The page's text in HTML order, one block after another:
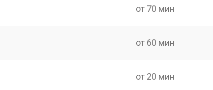
от 70 мин
от 60 мин
от 20 мин